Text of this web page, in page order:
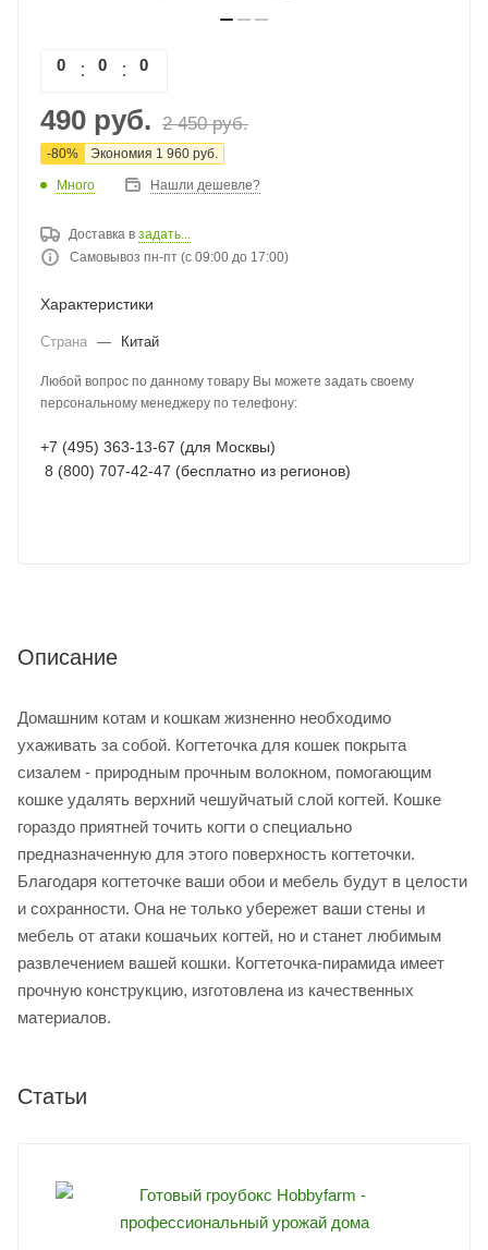
0 0 0
490 руб. 2 450руб.
-80% Экономия 1 960 руб.
Много Нашли дешевле?
Доставка в задать...
Самовывоз пн-пт (с 09:00 до 17:00)
Характеристики
Страна — Китай
Любой вопрос по данному товару Вы можете задать своему
персональному менеджеру по телефону:
+7 (495) 363-13-67 (для Москвы)
8 (800) 707-42-47 (бесплатно из регионов)
Описание
Домашним котам и кошкам жизненно необходимо
ухаживать за собой. Когтеточка для кошек покрыта
сизалем - природным прочным волокном, помогающим
кошке удалять верхний чешуйчатый слой когтей. Кошке
гораздо приятней точить когти о специально
предназначенную для этого поверхность когтеточки.
Благодаря когтеточке ваши обои и мебель будут в целости
и сохранности. Она не только убережет ваши стены и
мебель от атаки кошачьих когтей, но и станет любимым
развлечением вашей кошки. Когтеточка-пирамида имеет
прочную конструкцию, изготовлена из качественных
материалов.
Статьи